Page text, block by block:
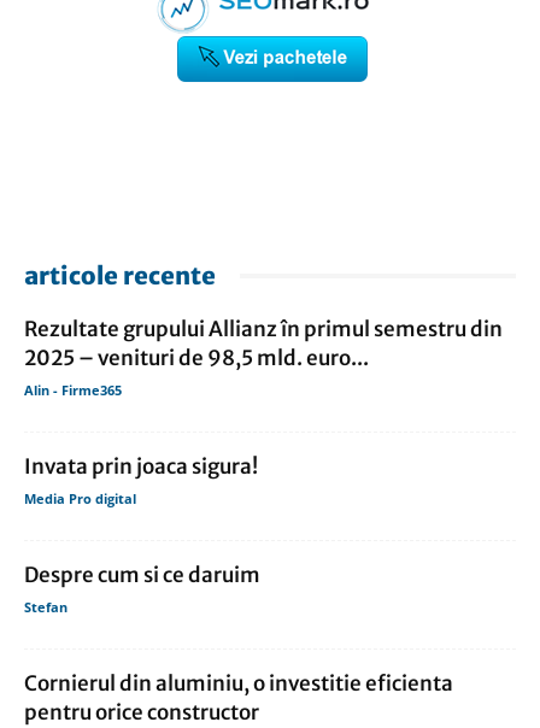
articole recente
Rezultate grupului Allianz în primul semestru din
2025 – venituri de 98,5 mld. euro...
Alin - Firme365
Invata prin joaca sigura!
Media Pro digital
Despre cum si ce daruim
Stefan
Cornierul din aluminiu, o investitie eficienta
pentru orice constructor